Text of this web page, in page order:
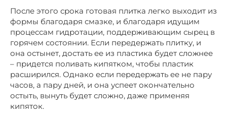
После этого срока готовая плитка легко выходит из
формы благодаря смазке, и благодаря идущим
процессам гидротации, поддерживающим сырец в
горячем состоянии. Если передержать плитку, и
она остынет, достать ее из пластика будет сложнее
– придется поливать кипятком, чтобы пластик
расширился. Однако если передержать ее не пару
часов, а пару дней, и она успеет окончательно
остыть, вынуть будет сложно, даже применяя
кипяток.